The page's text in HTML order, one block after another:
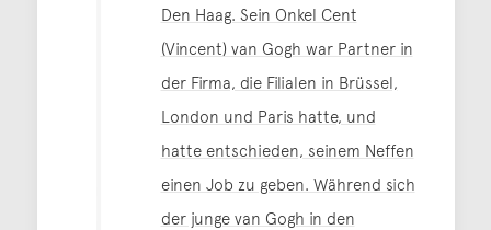
Den Haag. Sein Onkel Cent
(Vincent) van Gogh war Partner in
der Firma, die Filialen in Brüssel,
London und Paris hatte, und
hatte entschieden, seinem Neffen
einen Job zu geben. Während sich
der junge van Gogh in den